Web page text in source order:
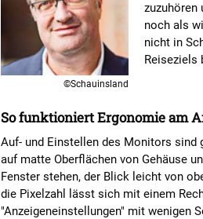
©Schauinsland
zuzuhören
noch als
nicht in
Reiseziels
So funktioniert Ergonomie am
Auf- und Einstellen des Monitors sind
auf matte Oberflächen von Gehäuse
Fenster stehen, der Blick leicht von
die Pixelzahl lässt sich mit einem
"Anzeigeneinstellungen" mit wenigen